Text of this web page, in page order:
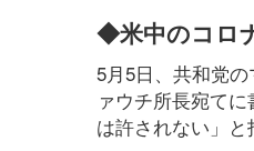
◆米中のコロ
5月5日、共和党
ァウチ所長宛て
は許されない」と